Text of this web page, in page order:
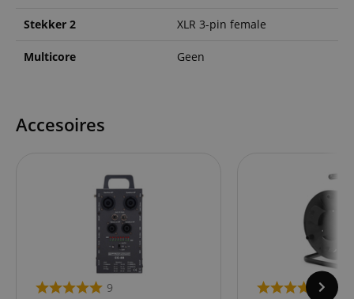
Stekker 2 XLR 3-pin female
Multicore Geen
Accesoires
9
11